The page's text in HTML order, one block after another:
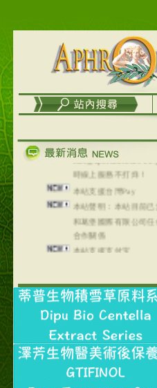
在外租屋者、居住處無
理員、不方便在工作
取件者，歡迎多多使用
【郵局i郵箱】的服務喔
【i郵箱】設立的地點，
進入內頁連結～
Line@aphrodite2020 24
時線上服務不打烊！
本站支援台灣Pay
本站聲明：本站目前已
和葛堡國際有限公司任
合作關係
本站支援支付宝
2017年1月1日起，中国